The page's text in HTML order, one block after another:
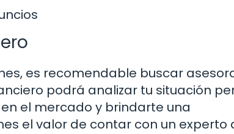
es recomendable buscar
podrá analizar tu situación
el mercado y brindarte una
el valor de contar con un experto